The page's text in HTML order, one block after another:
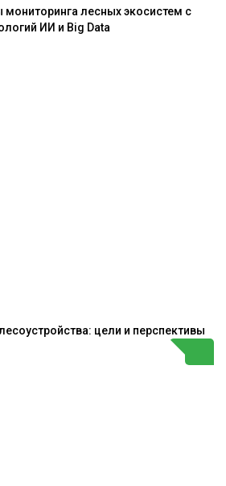
лесных экосистем с
ИИ и Big Data
цели и перспективы